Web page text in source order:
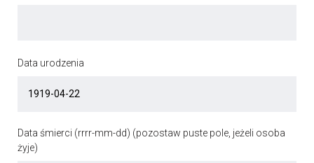
Data urodzenia
Data śmierci (rrrr-mm-dd) (pozostaw puste pole, jeżeli osoba
żyje)